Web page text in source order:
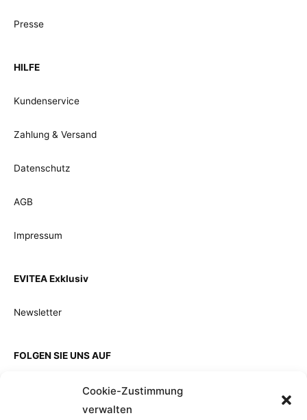
Cookie-Zustimmung
verwalten
Presse
HILFE
Kundenservice
Zahlung & Versand
Datenschutz
AGB
Impressum
EVITEA Exklusiv
Newsletter
FOLGEN SIE UNS AUF